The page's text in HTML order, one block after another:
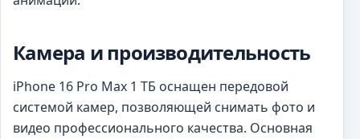
Камера и производительность
iPhone 16 Pro Max 1 ТБ оснащен передовой
системой камер, позволяющей снимать фото и
видео профессионального качества. Основная